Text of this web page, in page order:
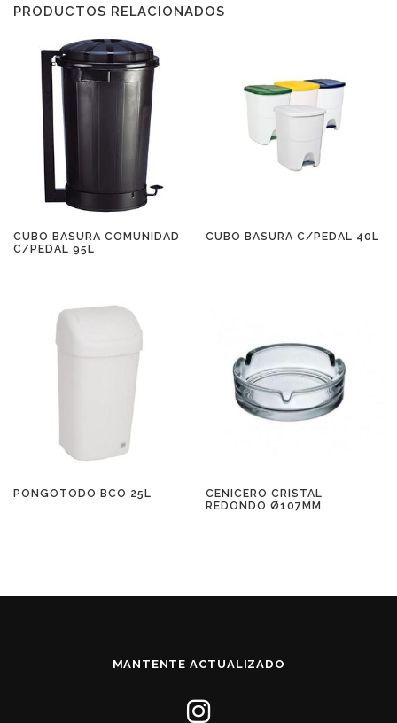
PRODUCTOS RELACIONADOS
CUBO BASURA COMUNIDAD
C/PEDAL 95L
CUBO BASURA C/PEDAL 40L
PONGOTODO BCO 25L
CENICERO CRISTAL
REDONDO Ø107MM
MANTENTE ACTUALIZADO